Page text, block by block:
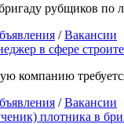
рубщиков по
/Вакансии
в сфере
компанию
/Вакансии
плотника в